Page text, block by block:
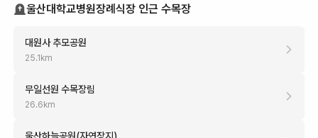
울산대학교병원장례식장 인근 수목장
대원사 추모공원
25.1 km
무일선원 수목장림
26.6 km